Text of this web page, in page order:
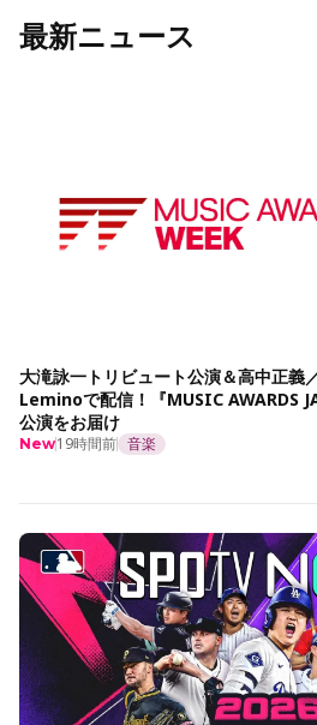
最新ニュース
大滝詠一トリビュート公演＆高中正義
Leminoで配信！『MUSIC AWARDS
公演をお届け
New19時間前 音楽